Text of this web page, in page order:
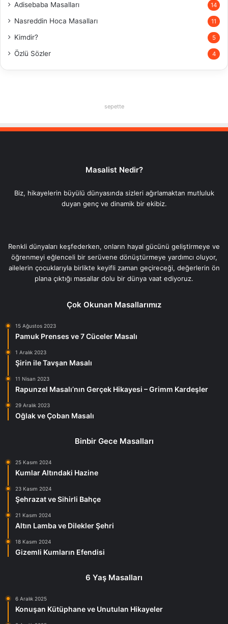
Adisebaba Masalları 14
Nasreddin Hoca Masalları 11
Kimdir? 5
Özlü Sözler 4
sepette
Masalist Nedir?
Biz, hikayelerin büyülü dünyasında sizleri ağırlamaktan mutluluk
duyan genç ve dinamik bir ekibiz.
Renkli dünyaları keşfederken, onların hayal gücünü geliştirmeye ve
öğrenmeyi eğlenceli bir serüvene dönüştürmeye yardımcı oluyor,
ailelerin çocuklarıyla birlikte keyifli zaman geçireceği, değerlerin ön
plana çıktığı masallar dolu bir dünya vaat ediyoruz.
Çok Okunan Masallarımız
15 Ağustos 2023
Pamuk Prenses ve 7 Cüceler Masalı
1 Aralık 2023
Şirin ile Tavşan Masalı
11 Nisan 2023
Rapunzel Masalı’nın Gerçek Hikayesi – Grimm Kardeşler
29 Aralık 2023
Oğlak ve Çoban Masalı
Binbir Gece Masalları
25 Kasım 2024
Kumlar Altındaki Hazine
23 Kasım 2024
Şehrazat ve Sihirli Bahçe
21 Kasım 2024
Altın Lamba ve Dilekler Şehri
18 Kasım 2024
Gizemli Kumların Efendisi
6 Yaş Masalları
6 Aralık 2025
Konuşan Kütüphane ve Unutulan Hikayeler